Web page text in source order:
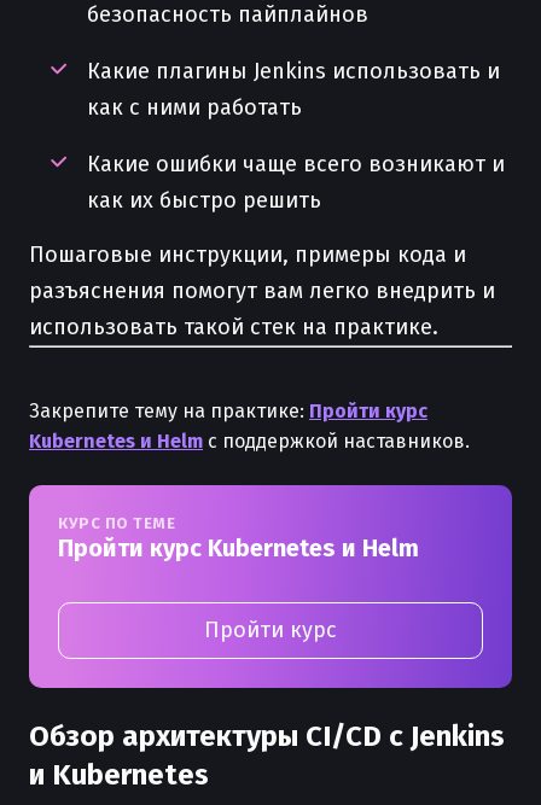
безопасность пайплайнов
Какие плагины Jenkins использовать и
как с ними работать
Какие ошибки чаще всего возникают и
как их быстро решить
Пошаговые инструкции, примеры кода и
разъяснения помогут вам легко внедрить и
использовать такой стек на практике.
Закрепите тему на практике: Пройти курс
Kubernetes и Helm с поддержкой наставников.
КУРС ПО ТЕМЕ
Пройти курс Kubernetes и Helm
Пройти курс
Обзор архитектуры CI/CD с Jenkins
и Kubernetes